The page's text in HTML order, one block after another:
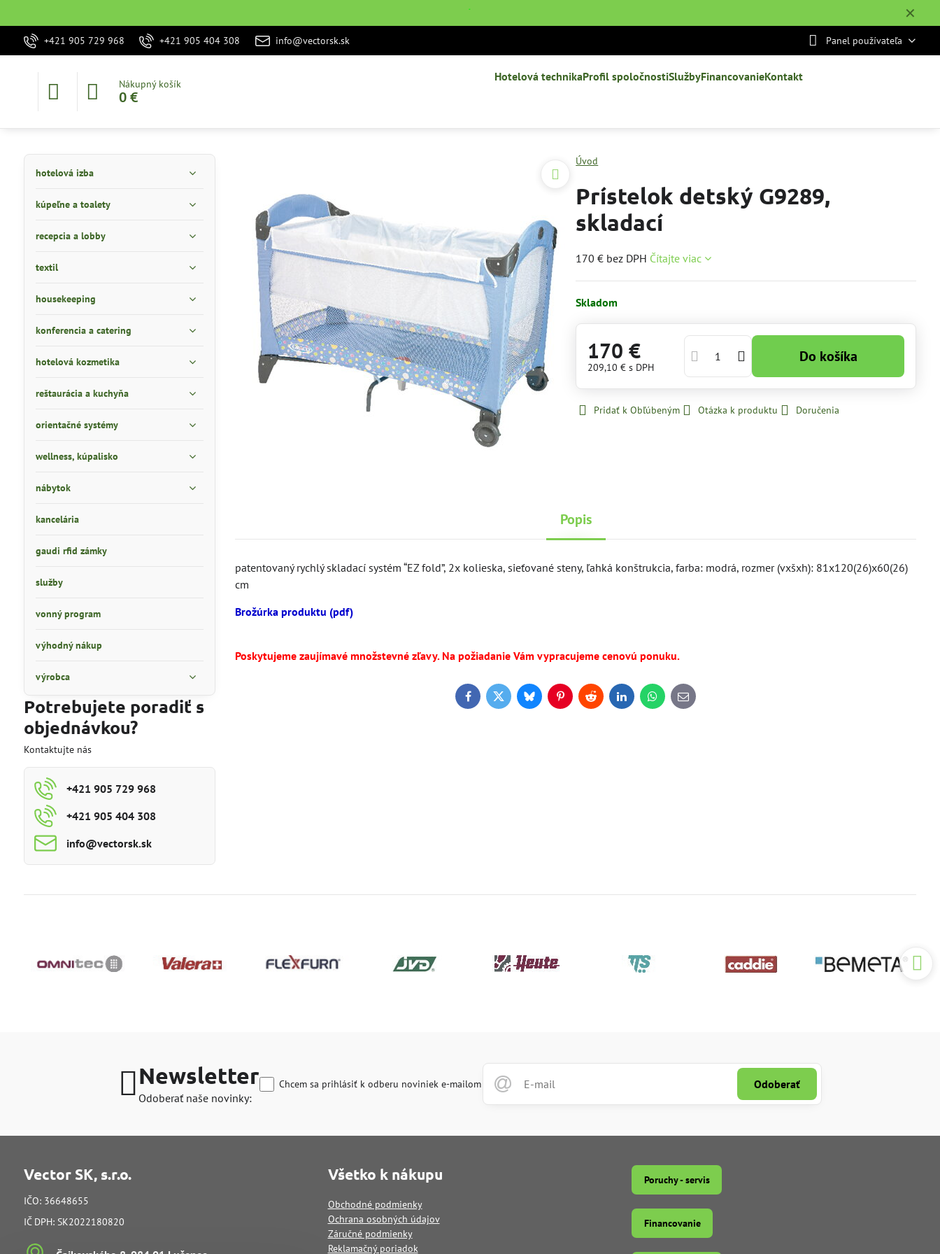
✕
˙
+421 905 729 968 +421 905 404 308 info@vectorsk.sk Panel používateľa
Nákupný košík
0 €
Hotelová technikaProfil spoločnostiSlužbyFinancovanieKontakt
Úvod
Prístelok detský G9289,
skladací
170 € bez DPH Čítajte viac
Skladom
170 €
209,10 €s DPH
Do košíka
Pridať k Obľúbeným Otázka k produktu Doručenia
Popis
patentovaný rychlý skladací systém “EZ fold”, 2x kolieska, sieťované steny, ľahká konštrukcia, farba: modrá, rozmer (vxšxh): 81x120(26)x60(26)
cm
Brožúrka produktu (pdf)
Poskytujeme zaujímavé množstevné zľavy. Na požiadanie Vám vypracujeme cenovú ponuku.
FacebookTwitterBlueskyPinterestRedditLinkedInWhatsApp
E-
mail
hotelová izba
kúpeľne a toalety
recepcia a lobby
textil
housekeeping
konferencia a catering
hotelová kozmetika
reštaurácia a kuchyňa
orientačné systémy
wellness, kúpalisko
nábytok
kancelária
gaudi rfid zámky
služby
vonný program
výhodný nákup
výrobca
Potrebujete poradiť s
objednávkou?
Kontaktujte nás
+421 905 729 968
+421 905 404 308
info​@vectorsk​.sk
Newsletter
Odoberať naše novinky:
Odoberať
Chcem sa prihlásiť k odberu noviniek e-mailom
Vector SK, s.r.o.
IČO: 36648655
IČ DPH: SK2022180820
Všetko k nákupu
Obchodné podmienky
Ochrana osobných údajov
Záručné podmienky
Reklamačný poriadok
Poruchy - servis
Financovanie